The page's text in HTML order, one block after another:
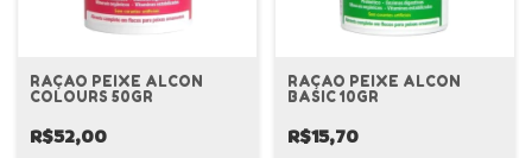
RAÇAO PEIXE ALCON
COLOURS 50GR
R$52,00
RAÇAO PEIXE ALCON
BASIC 10GR
R$15,70